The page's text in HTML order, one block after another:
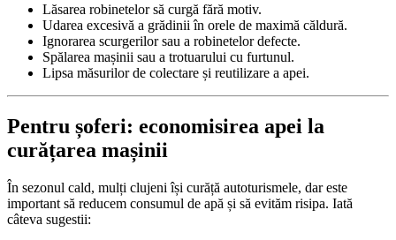
Lăsarea robinetelor să curgă fără motiv.
Udarea excesivă a grădinii în orele de maximă căldură.
Ignorarea scurgerilor sau a robinetelor defecte.
Spălarea mașinii sau a trotuarului cu furtunul.
Lipsa măsurilor de colectare și reutilizare a apei.
Pentru șoferi: economisirea apei la
curățarea mașinii
În sezonul cald, mulți clujeni își curăță autoturismele, dar este
important să reducem consumul de apă și să evităm risipa. Iată
câteva sugestii: